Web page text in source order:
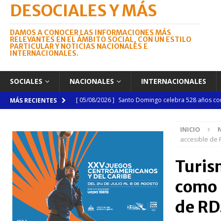
DESOCIALES Y MÁS
DAMOS A CONOCER LAS INFORMACIONES MÁS
RELEVANTES EN EL ÁMBITO SOCIAL, CON UN ESTILO
PARTICULAR Y NOTICIAS NACIONALES E
INTERNACIONALES.
SOCIALES NACIONALES INTERNACIONALES
MÁS RECIENTES [ 04/08/2026 ] Código Penal reúne a periodistas
[ 04/08/2026 ] Arritmia puede explicar por qué el
[ 04/08/2026 ]
[ 04/08/2026 ] Migración somete a la justicia a
NACIONALES
[ 06/08/2026 ]
Mujer reportada como
en la avenida Las Américas
INICIO
accesible de
de